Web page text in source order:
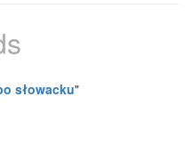
słowacku"